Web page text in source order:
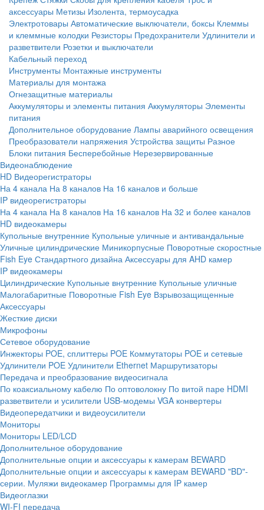
аксессуары Метизы Изолента, термоусадка
Электротовары Автоматические выключатели, боксы Клеммы
и клеммные колодки Резисторы Предохранители Удлинители и
разветвители Розетки и выключатели
Кабельный переход
Инструменты Монтажные инструменты
Материалы для монтажа
Огнезащитные материалы
Аккумуляторы и элементы питания Аккумуляторы Элементы
питания
Дополнительное оборудование Лампы аварийного освещения
Преобразователи напряжения Устройства защиты Разное
Блоки питания Бесперебойные Нерезервированные
Видеонаблюдение
HD Видеорегистраторы
На 4 канала На 8 каналов На 16 каналов и больше
IP видеорегистраторы
На 4 канала На 8 каналов На 16 каналов На 32 и более каналов
HD видеокамеры
Купольные внутренние Купольные уличные и антивандальные
Уличные цилиндрические Миникорпусные Поворотные скоростные
Fish Eye Стандартного дизайна Аксессуары для AHD камер
IP видеокамеры
Цилиндрические Купольные внутренние Купольные уличные
Малогабаритные Поворотные Fish Eye Взрывозащищенные
Аксессуары
Жесткие диски
Микрофоны
Сетевое оборудование
Инжекторы POE, сплиттеры POE Коммутаторы POE и сетевые
Удлинители POE Удлинители Ethernet Маршрутизаторы
Передача и преобразование видеосигнала
По коаксиальному кабелю По оптоволокну По витой паре HDMI
разветвители и усилители USB-модемы VGA конвертеры
Видеопередатчики и видеоусилители
Мониторы
Мониторы LED/LCD
Дополнительное оборудование
Дополнительные опции и аксессуары к камерам BEWARD
Дополнительные опции и аксессуары к камерам BEWARD "BD"-
серии. Муляжи видеокамер Программы для IP камер
Видеоглазки
WI-FI передача